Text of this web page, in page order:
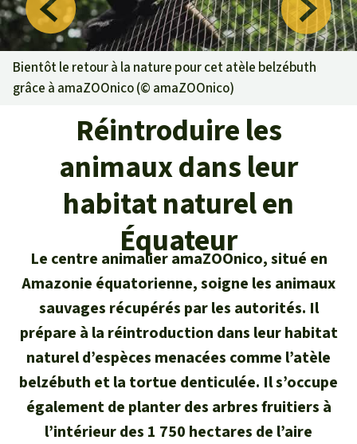
Projets
Informations
Pour approfondir
Actualités
Succès
Lettre d'information
Thématiques
Climat et forêt tropicale
La biodiversité
L'huile de palme
Les aires protégées
Le bois tropical
Les biocarburants
Asso ciation
Nous contacter
Transparence
Questions fréquentes
Rapports annuels
Mentions légales
Recherche
Français
Deutsch
English
Español
Italiano
Português
Don général
Fonds d'urgence
Certificats de don
Questions & réponses
Don pour un thème
Protection des animaux
Protection des forêts tropicales
Soutien aux activistes
Don pour une région
Asie du Sud-Est
Afrique
Amérique latine
Bientôt le retour à la nature pour cet atèle belzébuth
grâce à amaZOOnico (© amaZOOnico)
Réintroduire les
animaux dans leur
habitat naturel en
Équateur
Le centre animalier amaZOOnico, situé en
Amazonie équatorienne, soigne les animaux
sauvages récupérés par les autorités. Il
prépare à la réintroduction dans leur habitat
naturel d’espèces menacées comme l’atèle
belzébuth et la tortue denticulée. Il s’occupe
également de planter des arbres fruitiers à
l’intérieur des 1 750 hectares de l’aire